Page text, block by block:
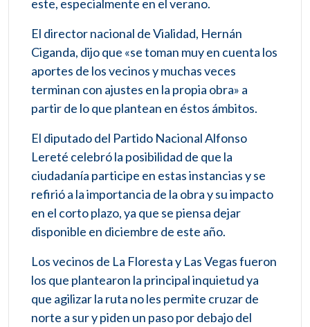
este, especialmente en el verano.
El director nacional de Vialidad, Hernán
Ciganda, dijo que «se toman muy en cuenta los
aportes de los vecinos y muchas veces
terminan con ajustes en la propia obra» a
partir de lo que plantean en éstos ámbitos.
El diputado del Partido Nacional Alfonso
Lereté celebró la posibilidad de que la
ciudadanía participe en estas instancias y se
refirió a la importancia de la obra y su impacto
en el corto plazo, ya que se piensa dejar
disponible en diciembre de este año.
Los vecinos de La Floresta y Las Vegas fueron
los que plantearon la principal inquietud ya
que agilizar la ruta no les permite cruzar de
norte a sur y piden un paso por debajo del